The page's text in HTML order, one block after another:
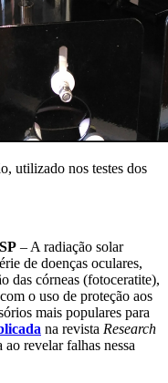
utilizado nos testes dos
– A radiação solar
de doenças oculares,
das córneas (fotoceratite),
o uso de proteção aos
mais populares para
na revista Research
ao revelar falhas nessa